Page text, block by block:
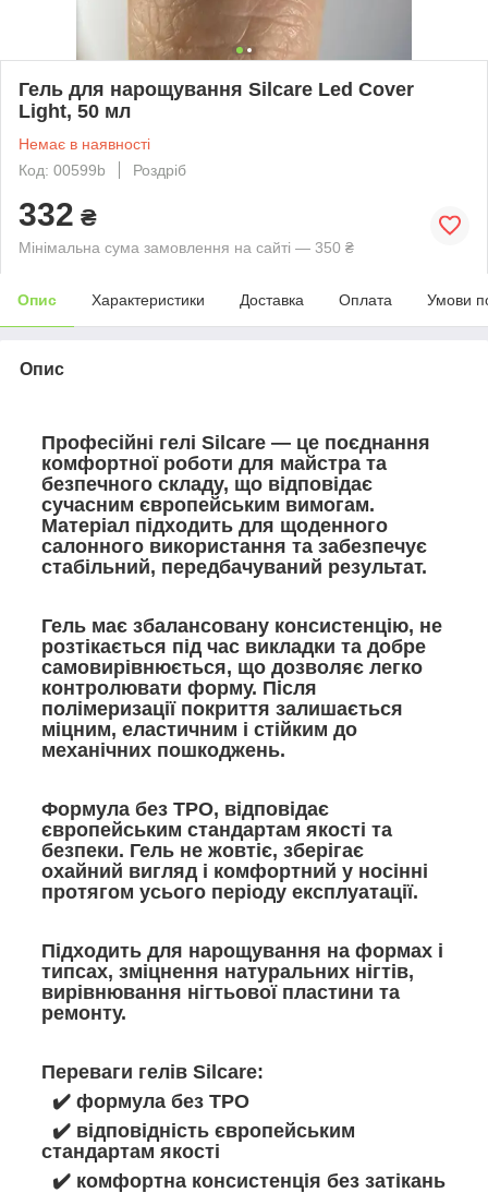
Гель для нарощування Silcare Led Cover
Light, 50 мл
Немає в наявності
Код: 00599b
Роздріб
332 ₴
Мінімальна сума замовлення на сайті — 350 ₴
Опис Характеристики Доставка Оплата Умови
Опис
Професійні гелі Silcare — це поєднання
комфортної роботи для майстра та
безпечного складу, що відповідає
сучасним європейським вимогам.
Матеріал підходить для щоденного
салонного використання та забезпечує
стабільний, передбачуваний результат.
Гель має збалансовану консистенцію, не
розтікається під час викладки та добре
самовирівнюється, що дозволяє легко
контролювати форму. Після
полімеризації покриття залишається
міцним, еластичним і стійким до
механічних пошкоджень.
Формула без TPO, відповідає
європейським стандартам якості та
безпеки. Гель не жовтіє, зберігає
охайний вигляд і комфортний у носінні
протягом усього періоду експлуатації.
Підходить для нарощування на формах і
типсах, зміцнення натуральних нігтів,
вирівнювання нігтьової пластини та
ремонту.
Переваги гелів Silcare:
✔️ формула без TPO
✔️ відповідність європейським
стандартам якості
✔️ комфортна консистенція без затікань